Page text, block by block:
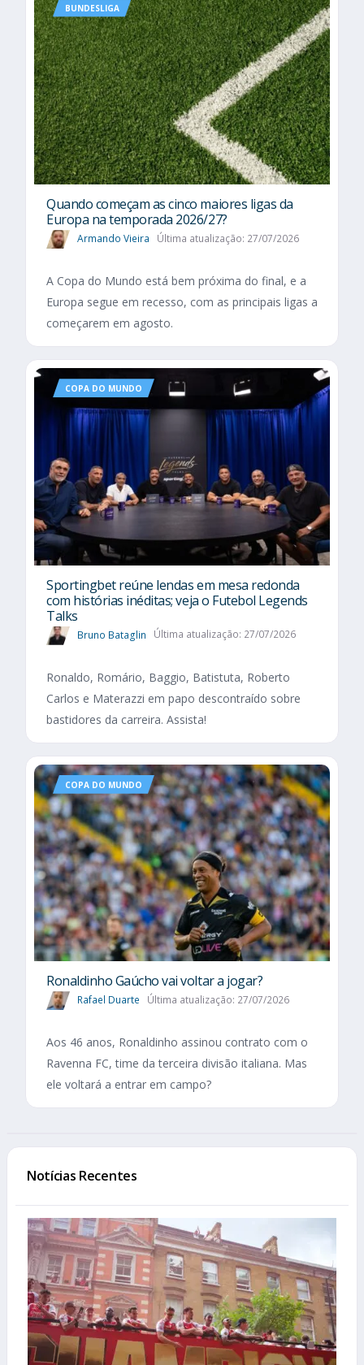
BUNDESLIGA
Quando começam as cinco maiores ligas da
Europa na temporada 2026/27?
Armando Vieira Última atualização: 27/07/2026
A Copa do Mundo está bem próxima do final, e a
Europa segue em recesso, com as principais ligas a
começarem em agosto.
COPA DO MUNDO
Sportingbet reúne lendas em mesa redonda
com histórias inéditas; veja o Futebol Legends
Talks
Bruno Bataglin Última atualização: 27/07/2026
Ronaldo, Romário, Baggio, Batistuta, Roberto
Carlos e Materazzi em papo descontraído sobre
bastidores da carreira. Assista!
COPA DO MUNDO
Ronaldinho Gaúcho vai voltar a jogar?
Rafael Duarte Última atualização: 27/07/2026
Aos 46 anos, Ronaldinho assinou contrato com o
Ravenna FC, time da terceira divisão italiana. Mas
ele voltará a entrar em campo?
Notícias Recentes